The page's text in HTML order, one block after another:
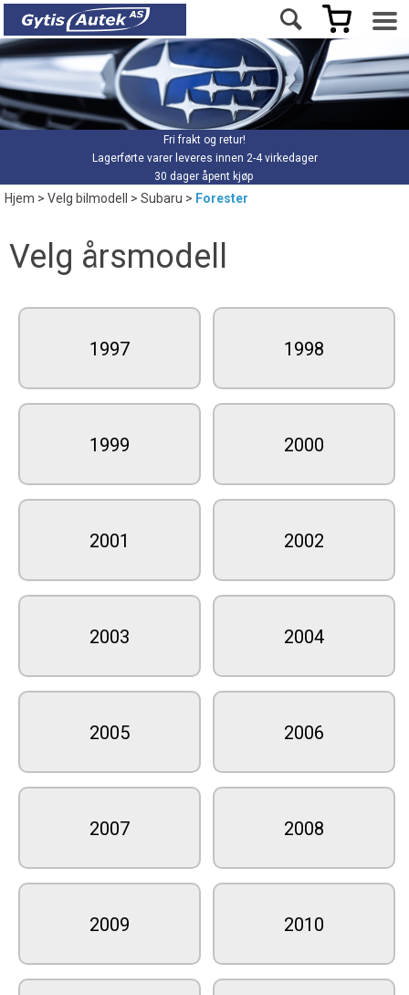
Fri frakt og retur!
Lagerførte varer leveres innen 2-4 virkedager
30 dager åpent kjøp
Hjem>Velg bilmodell >Subaru> Forester
Velg årsmodell
1997 1998
1999 2000
2001 2002
2003 2004
2005 2006
2007 2008
2009 2010